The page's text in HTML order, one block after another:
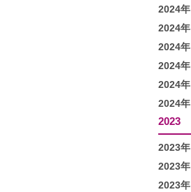
2024
2024
2024
2024
2024
2024
2023
2023
2023
2023